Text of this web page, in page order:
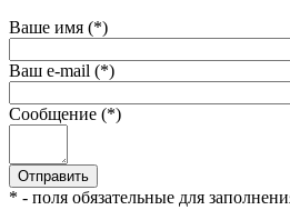
Ваше имя (*)
Ваш e-mail (*)
Сообщение (*)
* - поля обязательные для